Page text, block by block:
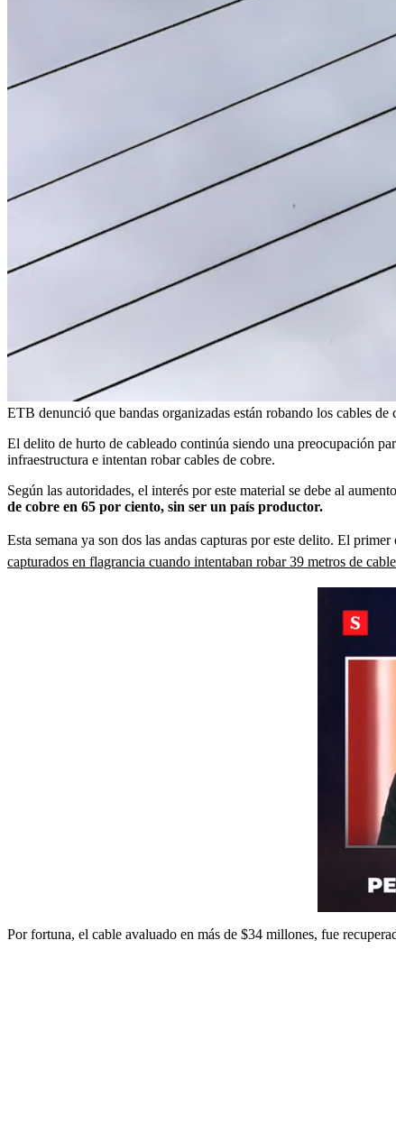
ETB denunció que bandas organizadas están robando los cables
El delito de hurto de cableado continúa siendo una preocupación
infraestructura e intentan robar cables de cobre.
Según las autoridades, el interés por este material se debe al
de cobre en 65 por ciento, sin ser un país productor.
Esta semana ya son dos las andas capturas por este delito. El
capturados en flagrancia cuando intentaban robar 39 metros de
Por fortuna, el cable avaluado en más de $34 millones, fue